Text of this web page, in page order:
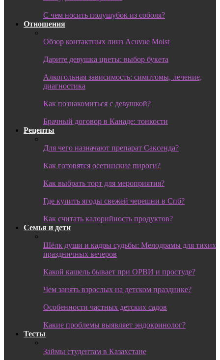
С чем носить полушубок из соболя?
Отношения
Обзор контактных линз Acuvue Moist
Дарите девушка цветы: выбор букета
Алкогольная зависимость: симптомы, лечение,
диагностика
Как познакомиться с девушкой?
Брачный договор в Канаде: тонкости
Рецепты
Для чего назначают препарат Саксенда?
Как готовятся осетинские пироги?
Как выбрать торт для мероприятия?
Где купить ягоды свежей черешни в Спб?
Как считать калорийность продуктов?
Семья и дети
Шёлк души и кадры судьбы: Мелодрамы для тихих
праздничных вечеров
Какой кашель бывает при ОРВИ и простуде?
Чем занять взрослых на детском празднике?
Особенности частных детских садов
Какие проблемы выявляет эндокринолог?
Тесты
Займы студентам в Казахстане